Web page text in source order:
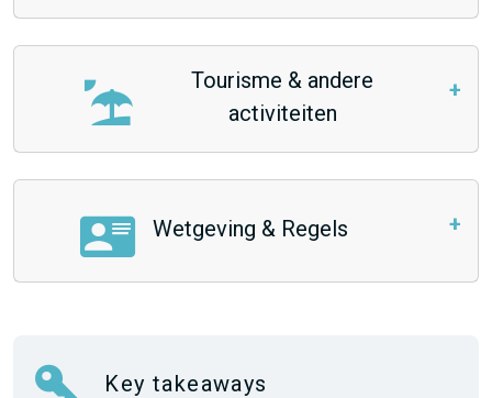
Tourisme & andere
activiteiten
Wetgeving & Regels
Key takeaways